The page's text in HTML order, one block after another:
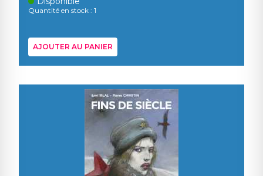
Quantité en stock : 1
AJOUTER AU PANIER